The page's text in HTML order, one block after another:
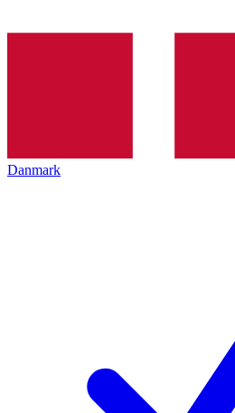
Danmark